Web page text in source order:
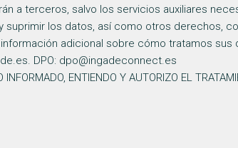
a terceros, salvo los servicios auxiliares
suprimir los datos, así como otros derechos,
adicional sobre cómo tratamos sus
DPO: dpo@ingadeconnect.es
INFORMADO, ENTIENDO Y AUTORIZO EL